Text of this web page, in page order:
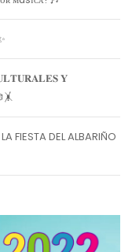
𝐘
FIESTA DEL ALBARIÑO